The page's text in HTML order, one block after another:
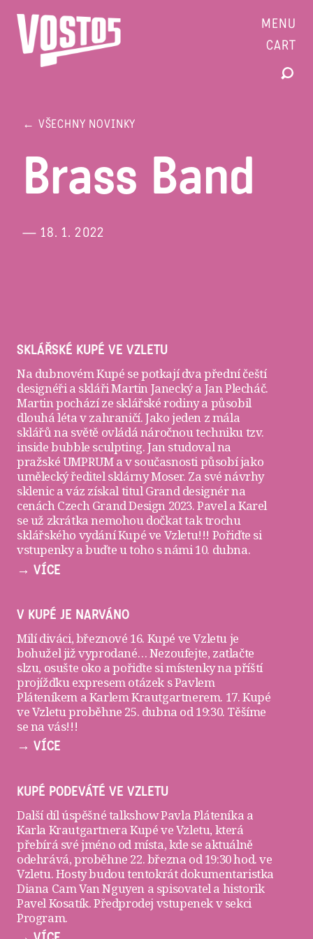
MENU
CART
← VŠECHNY NOVINKY
Brass Band
— 18. 1. 2022
SKLÁŘSKÉ KUPÉ VE VZLETU
Na dubnovém Kupé se potkají dva přední čeští
designéři a sklářiMartin Janeckýa Jan Plecháč.
Martin pochází ze sklářské rodiny a působil
dlouhá léta v zahraničí. Jako jeden z mála
sklářů na světě ovládá náročnou techniku tzv.
inside bubble sculpting. Jan studoval na
pražské UMPRUM a v současnosti působí jako
umělecký ředitel sklárny Moser. Za své návrhy
sklenic a váz získal titul Grand designér na
cenách Czech Grand Design 2023. Pavel a Karel
se už zkrátka nemohou dočkat tak trochu
sklářského vydání Kupé ve Vzletu!!! Pořiďte si
vstupenkya buďte u toho s námi 10. dubna.
→ VÍCE
V KUPÉ JE NARVÁNO
Milí diváci, březnové 16. Kupé ve Vzletu je
bohužel již vyprodané… Nezoufejte, zatlačte
slzu, osušte oko a pořiďte simístenkyna příští
projížďku expresem otázek s Pavlem
Pláteníkem a Karlem Krautgartnerem. 17. Kupé
ve Vzletu proběhne 25. dubna od 19:30. Těšíme
se na vás!!!
→ VÍCE
KUPÉ PODEVÁTÉ VE VZLETU
Další díl úspěšné talkshow Pavla Pláteníka a
Karla KrautgartneraKupé ve Vzletu, která
přebírá své jméno od místa, kde se aktuálně
odehrává, proběhne 22. března od 19:30 hod. ve
Vzletu. Hosty budou tentokrát dokumentaristka
Diana Cam Van Nguyen a spisovatel a historik
Pavel Kosatík. Předprodej vstupenek v sekci
Program.